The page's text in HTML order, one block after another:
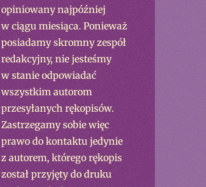
opiniowany najpóźniej
w ciągu miesiąca. Ponieważ
posiadamy skromny zespół
redakcyjny, nie jesteśmy
w stanie odpowiadać
wszystkim autorom
przesyłanych rękopisów.
Zastrzegamy sobie więc
prawo do kontaktu jedynie
z autorem, którego rękopis
został przyjęty do druku